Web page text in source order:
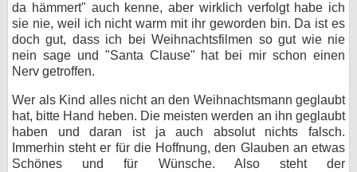
da hämmert" auch kenne, aber wirklich verfolgt habe ich
sie nie, weil ich nicht warm mit ihr geworden bin. Da ist es
doch gut, dass ich bei Weihnachtsfilmen so gut wie nie
nein sage und "Santa Clause" hat bei mir schon einen
Nerv getroffen.
Wer als Kind alles nicht an den Weihnachtsmann geglaubt
hat, bitte Hand heben. Die meisten werden an ihn geglaubt
haben und daran ist ja auch absolut nichts falsch.
Immerhin steht er für die Hoffnung, den Glauben an etwas
Schönes und für Wünsche. Also steht der